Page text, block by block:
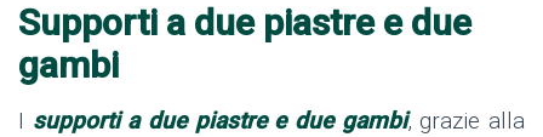
Supporti a due piastre e due
gambi
I supporti a due piastre e due gambi, grazie alla